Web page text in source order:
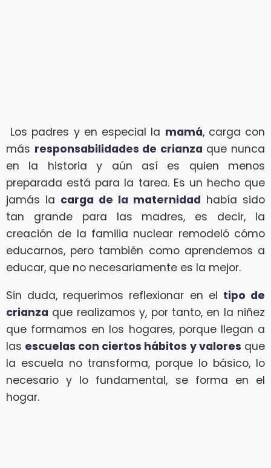
Los padres y en especial la mamá, carga con
más responsabilidades de crianza que nunca
en la historia y aún así es quien menos
preparada está para la tarea. Es un hecho que
jamás la carga de la maternidad había sido
tan grande para las madres, es decir, la
creación de la familia nuclear remodeló cómo
educarnos, pero también como aprendemos a
educar, que no necesariamente es la mejor.
Sin duda, requerimos reflexionar en el tipo de
crianza que realizamos y, por tanto, en la niñez
que formamos en los hogares, porque llegan a
las escuelas con ciertos hábitos y valores que
la escuela no transforma, porque lo básico, lo
necesario y lo fundamental, se forma en el
hogar.